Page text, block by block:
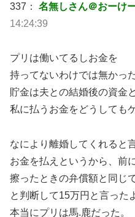
337： 名無しさん＠おーけ
14:24:39
プリは働いてるしお金を
持ってないわけでは無かっ
貯金は夫との結婚後の資金
私に払うお金をどうしても
なにより離婚してくれると
お金を払えというから、前
擦ったときの弁償額と同じ
と判断して15万円と言った
本当にプリは馬.鹿だった。